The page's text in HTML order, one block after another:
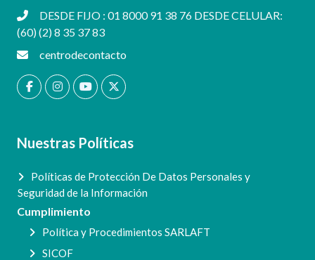
DESDE FIJO : 01 8000 91 38 76 DESDE CELULAR:
(60) (2) 8 35 37 83
centrodecontacto
Nuestras Políticas
Políticas de Protección De Datos Personales y
Seguridad de la Información
Cumplimiento
Política y Procedimientos SARLAFT
SICOF